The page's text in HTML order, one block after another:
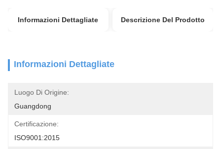
Informazioni Dettagliate Descrizione Del Prodotto
Informazioni Dettagliate
Luogo Di Origine:
Guangdong
Certificazione:
ISO9001:2015